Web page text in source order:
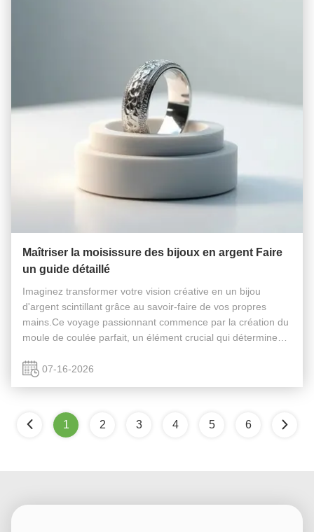
Maîtriser la moisissure des bijoux en argent Faire
un guide détaillé
Imaginez transformer votre vision créative en un bijou
d'argent scintillant grâce au savoir-faire de vos propres
mains.Ce voyage passionnant commence par la création du
moule de coulée parfait, un élément crucial qui détermine
vous ...07-16-2026
1 2 3 4 5 6